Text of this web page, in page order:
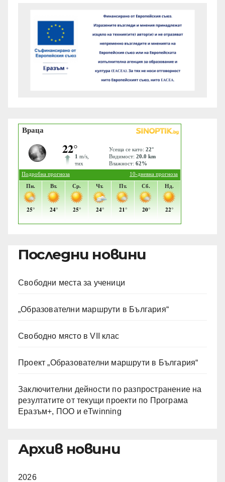
Последни новини
Свободни места за ученици
„Образователни маршрути в България“
Свободно място в VII клас
Проект „Образователни маршрути в България“
Заключителни дейности по разпространение на
резултатите от текущи проекти по Програма
Еразъм+, ПОО и eTwinning
Архив новини
2026